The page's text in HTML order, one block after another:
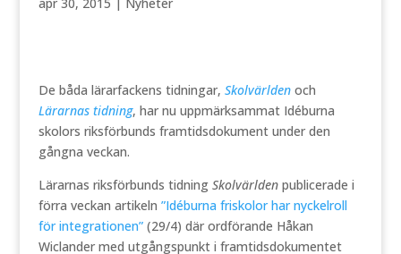
De båda lärarfackens tidningar, Skolvärldenoch
Lärarnas tidning, har nu uppmärksammat Idéburna
skolors riksförbunds framtidsdokument under den
gångna veckan.
Lärarnas riksförbunds tidning Skolvärldenpublicerade i
förra veckan artikeln ”Idéburna friskolor har nyckelroll
för integrationen”(29/4) där ordförande Håkan
Wiclander med utgångspunkt i framtidsdokumentet